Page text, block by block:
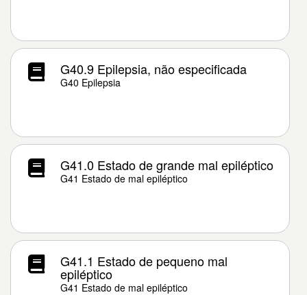
G40.9 Epilepsia, não especificada
G40 Epilepsia
G41.0 Estado de grande mal epiléptico
G41 Estado de mal epiléptico
G41.1 Estado de pequeno mal
epiléptico
G41 Estado de mal epiléptico